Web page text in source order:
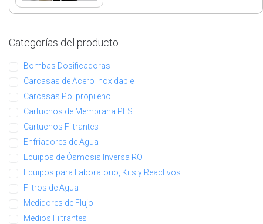
Categorías del producto
Bombas Dosificadoras
Carcasas de Acero Inoxidable
Carcasas Polipropileno
Cartuchos de Membrana PES
Cartuchos Filtrantes
Enfriadores de Agua
Equipos de Ósmosis Inversa RO
Equipos para Laboratorio, Kits y Reactivos
Filtros de Agua
Medidores de Flujo
Medios Filtrantes